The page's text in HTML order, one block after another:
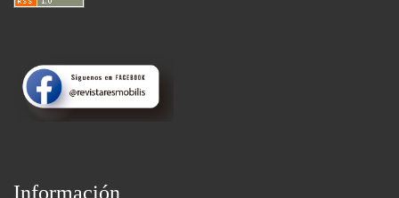
Información